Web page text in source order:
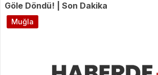
Göle Döndü! | Son Dakika
Muğla